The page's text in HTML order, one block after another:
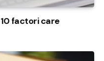
factori care